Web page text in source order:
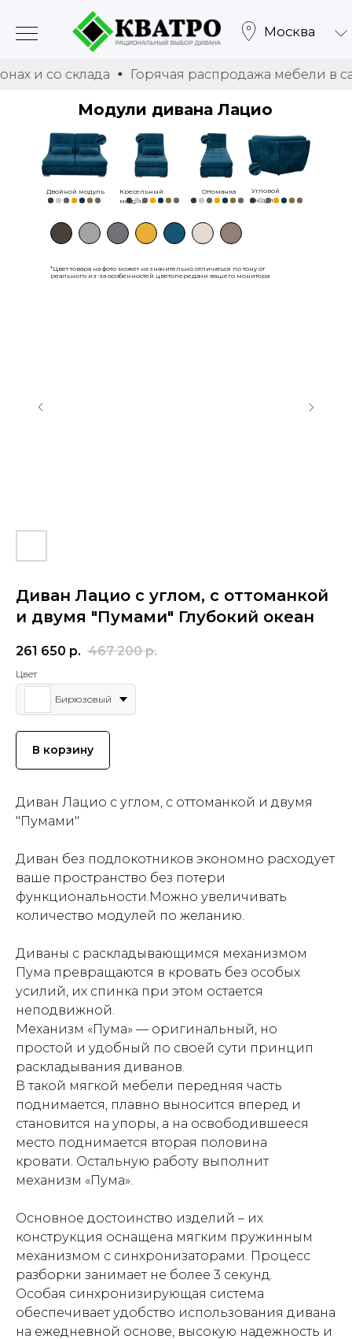
Москва
склада Горячая распродажа мебели в салонах
Модули дивана Лацио
Двойной модуль
Кресельный
модуль
Оттоманка
Угловой
модуль
*Цвет товара на фото может незначительно отличаться по тону от
реального из-за особенностей цветопередачи вашего монитора
Диван Лацио с углом, с оттоманкой
и двумя "Пумами" Глубокий океан
261 650 р. 467 200 р.
Цвет
Бирюзовый
В корзину
Диван Лацио с углом, с оттоманкой и двумя
"Пумами"
Диван без подлокотников экономно расходует
ваше пространство без потери
функциональности.Можно увеличивать
количество модулей по желанию.
Диваны с раскладывающимся механизмом
Пума превращаются в кровать без особых
усилий, их спинка при этом остается
неподвижной.
Механизм «Пума» — оригинальный, но
простой и удобный по своей сути принцип
раскладывания диванов.
В такой мягкой мебели передняя часть
поднимается, плавно выносится вперед и
становится на упоры, а на освободившееся
место поднимается вторая половина
кровати. Остальную работу выполнит
механизм «Пума».
Основное достоинство изделий – их
конструкция оснащена мягким пружинным
механизмом с синхронизаторами. Процесс
разборки занимает не более 3 секунд.
Особая синхронизирующая система
обеспечивает удобство использования дивана
на ежедневной основе, высокую надежность и